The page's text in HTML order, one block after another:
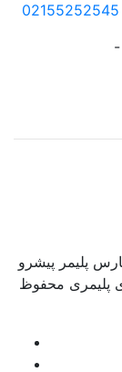
02155252545
-
پارس پلیمر پیشرو
پلیمری محفوظ